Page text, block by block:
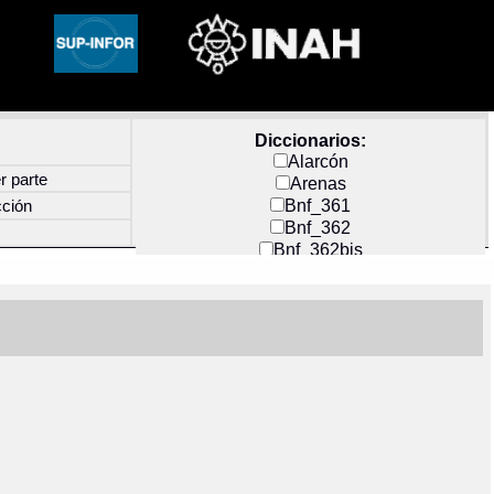
Diccionarios:
Alarcón
Arenas
Bnf_361
Bnf_362
Bnf_362bis
Docs_México
parte